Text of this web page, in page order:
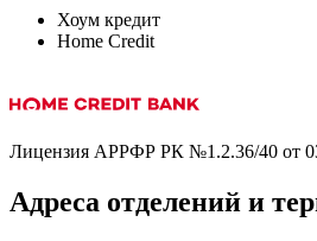
Хоум кредит
Home Credit
Лицензия АРРФР РК №1.2.36/40 от
Адреса отделений и